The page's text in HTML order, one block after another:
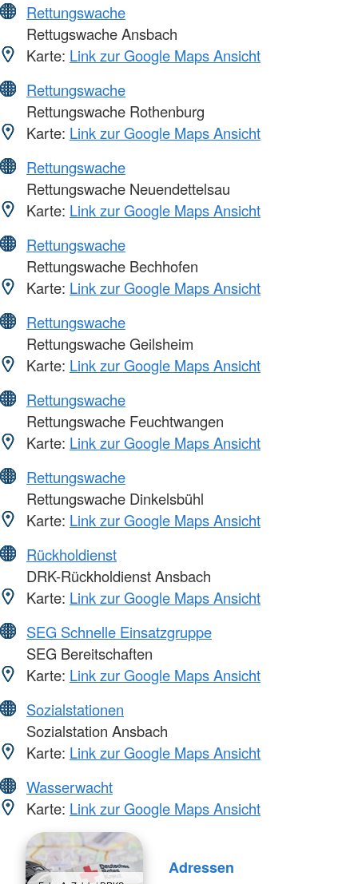
Rettungswache
Rettugswache Ansbach
Karte: Link zur Google Maps Ansicht
Rettungswache
Rettungswache Rothenburg
Karte: Link zur Google Maps Ansicht
Rettungswache
Rettungswache Neuendettelsau
Karte: Link zur Google Maps Ansicht
Rettungswache
Rettungswache Bechhofen
Karte: Link zur Google Maps Ansicht
Rettungswache
Rettungswache Geilsheim
Karte: Link zur Google Maps Ansicht
Rettungswache
Rettungswache Feuchtwangen
Karte: Link zur Google Maps Ansicht
Rettungswache
Rettungswache Dinkelsbühl
Karte: Link zur Google Maps Ansicht
Rückholdienst
DRK-Rückholdienst Ansbach
Karte: Link zur Google Maps Ansicht
SEG Schnelle Einsatzgruppe
SEG Bereitschaften
Karte: Link zur Google Maps Ansicht
Sozialstationen
Sozialstation Ansbach
Karte: Link zur Google Maps Ansicht
Wasserwacht
Karte: Link zur Google Maps Ansicht
Adressen